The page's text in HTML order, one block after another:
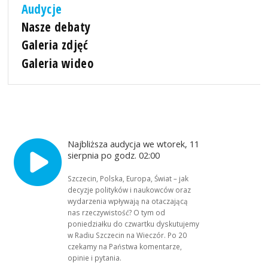
Audycje
Nasze debaty
Galeria zdjęć
Galeria wideo
Najbliższa audycja we wtorek, 11
sierpnia po godz. 02:00
Szczecin, Polska, Europa, Świat – jak
decyzje polityków i naukowców oraz
wydarzenia wpływają na otaczającą
nas rzeczywistość? O tym od
poniedziałku do czwartku dyskutujemy
w Radiu Szczecin na Wieczór. Po 20
czekamy na Państwa komentarze,
opinie i pytania.